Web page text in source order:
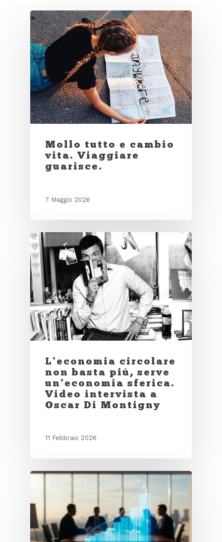
Mollo tutto e cambio
vita. Viaggiare
guarisce.
7 Maggio 2026
L’economia circolare
non basta più, serve
un’economia sferica.
Video intervista a
Oscar Di Montigny
11 Febbraio 2026